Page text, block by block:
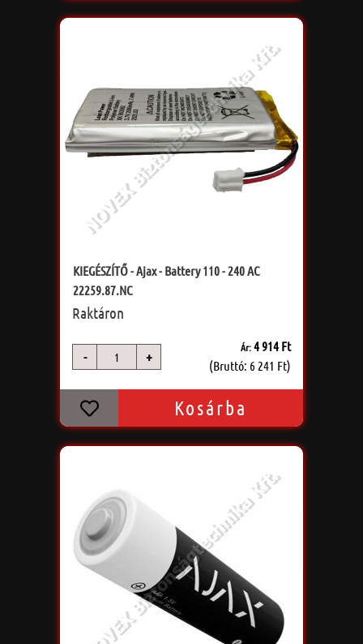
KIEGÉSZÍTŐ - Ajax - Battery 110 - 240 AC
22259.87.NC
Raktáron
- +
Ár:4 914 Ft
(Bruttó: 6 241 Ft)
Kosárba